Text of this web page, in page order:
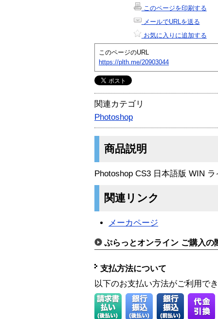
このページを印刷する
メールでURLを送る
お気に入りに追加する
このページのURL
https://plth.me/20903044
関連カテゴリ
Photoshop
商品説明
Photoshop CS3 日本語版 WIN
関連リンク
メーカページ
ぷらっとオンライン ご購入の
支払方法について
以下のお支払い方法がご利用で